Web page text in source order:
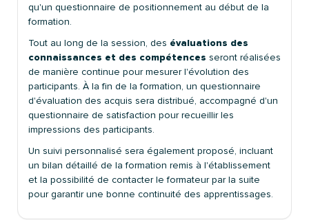
qu'un questionnaire de positionnement au début de la
formation.
Tout au long de la session, des évaluations des
connaissances et des compétences seront réalisées
de manière continue pour mesurer l'évolution des
participants. À la fin de la formation, un questionnaire
d'évaluation des acquis sera distribué, accompagné d'un
questionnaire de satisfaction pour recueillir les
impressions des participants.
Un suivi personnalisé sera également proposé, incluant
un bilan détaillé de la formation remis à l'établissement
et la possibilité de contacter le formateur par la suite
pour garantir une bonne continuité des apprentissages.